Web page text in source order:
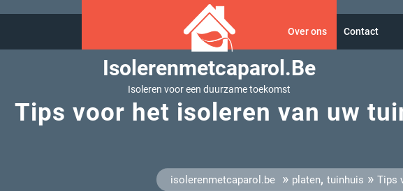
Isolerenmetcaparol.be
Isoleren voor een duurzame toekomst
Over ons Contact
Tips voor het isoleren van uw
isolerenmetcaparol.be» platen, tuinhuis » Tips